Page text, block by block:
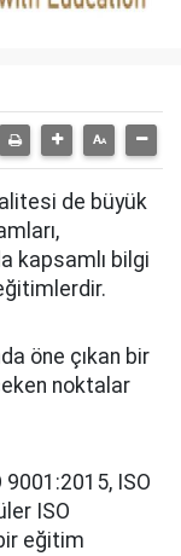
de büyük
kapsamlı bilgi
öne çıkan bir
noktalar
ISO
ISO
eğitim